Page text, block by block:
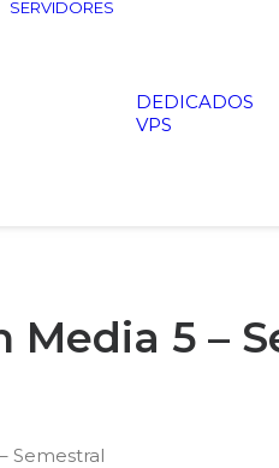
SERVIDORES
DEDICADOS
VPS
Media 5 –
Semestral